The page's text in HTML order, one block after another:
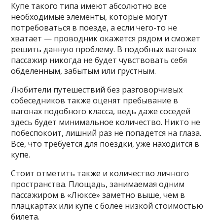
Купе такого типа имеют абсолютно все
необходимые элементы, которые могут
потребоваться в поезде, а если чего-то не
хватает — проводник окажется рядом и сможет
решить данную проблему. В подобных вагонах
пассажир никогда не будет чувствовать себя
обделенным, забытым или грустным.
Любители путешествий без разговорчивых
собеседников также оценят пребывание в
вагонах подобного класса, ведь даже соседей
здесь будет минимальное количество. Никто не
побеспокоит, лишний раз не попадется на глаза.
Все, что требуется для поездки, уже находится в
купе.
Стоит отметить также и количество личного
пространства. Площадь, занимаемая одним
пассажиром в «Люксе» заметно выше, чем в
плацкартах или купе с более низкой стоимостью
билета.